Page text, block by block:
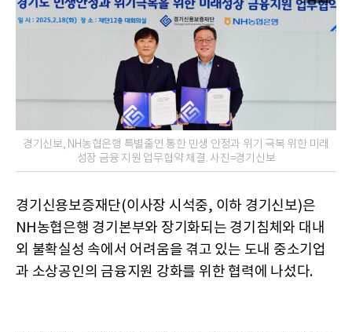
경기신보, NH농협은행 특별출연 통한 민생 안정과 위기 극복 위한 미래
성장 금융 지원 업무협약 체결. 사진=경기신보
경기신용보증재단(이사장 시석중, 이하 경기신보)은
NH농협은행 경기본부와 장기화되는 경기침체와 대내
외 불확실성 속에서 어려움을 겪고 있는 도내 중소기업
과 소상공인의 금융지원 강화를 위한 협력에 나섰다.